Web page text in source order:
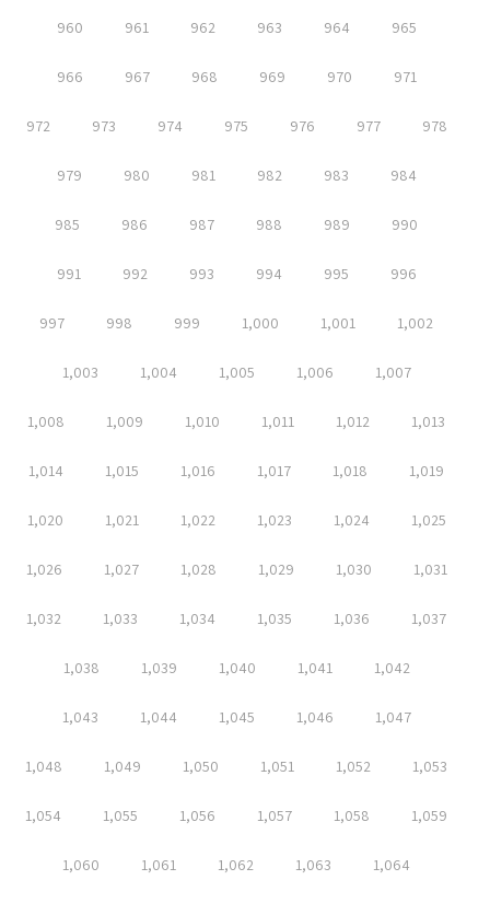
960 961 962 963 964 965
966 967 968 969 970 971
972 973 974 975 976 977 978
979 980 981 982 983 984
985 986 987 988 989 990
991 992 993 994 995 996
997 998 999 1,000 1,001 1,002
1,003 1,004 1,005 1,006 1,007
1,008 1,009 1,010 1,011 1,012 1,013
1,014 1,015 1,016 1,017 1,018 1,019
1,020 1,021 1,022 1,023 1,024 1,025
1,026 1,027 1,028 1,029 1,030 1,031
1,032 1,033 1,034 1,035 1,036 1,037
1,038 1,039 1,040 1,041 1,042
1,043 1,044 1,045 1,046 1,047
1,048 1,049 1,050 1,051 1,052 1,053
1,054 1,055 1,056 1,057 1,058 1,059
1,060 1,061 1,062 1,063 1,064